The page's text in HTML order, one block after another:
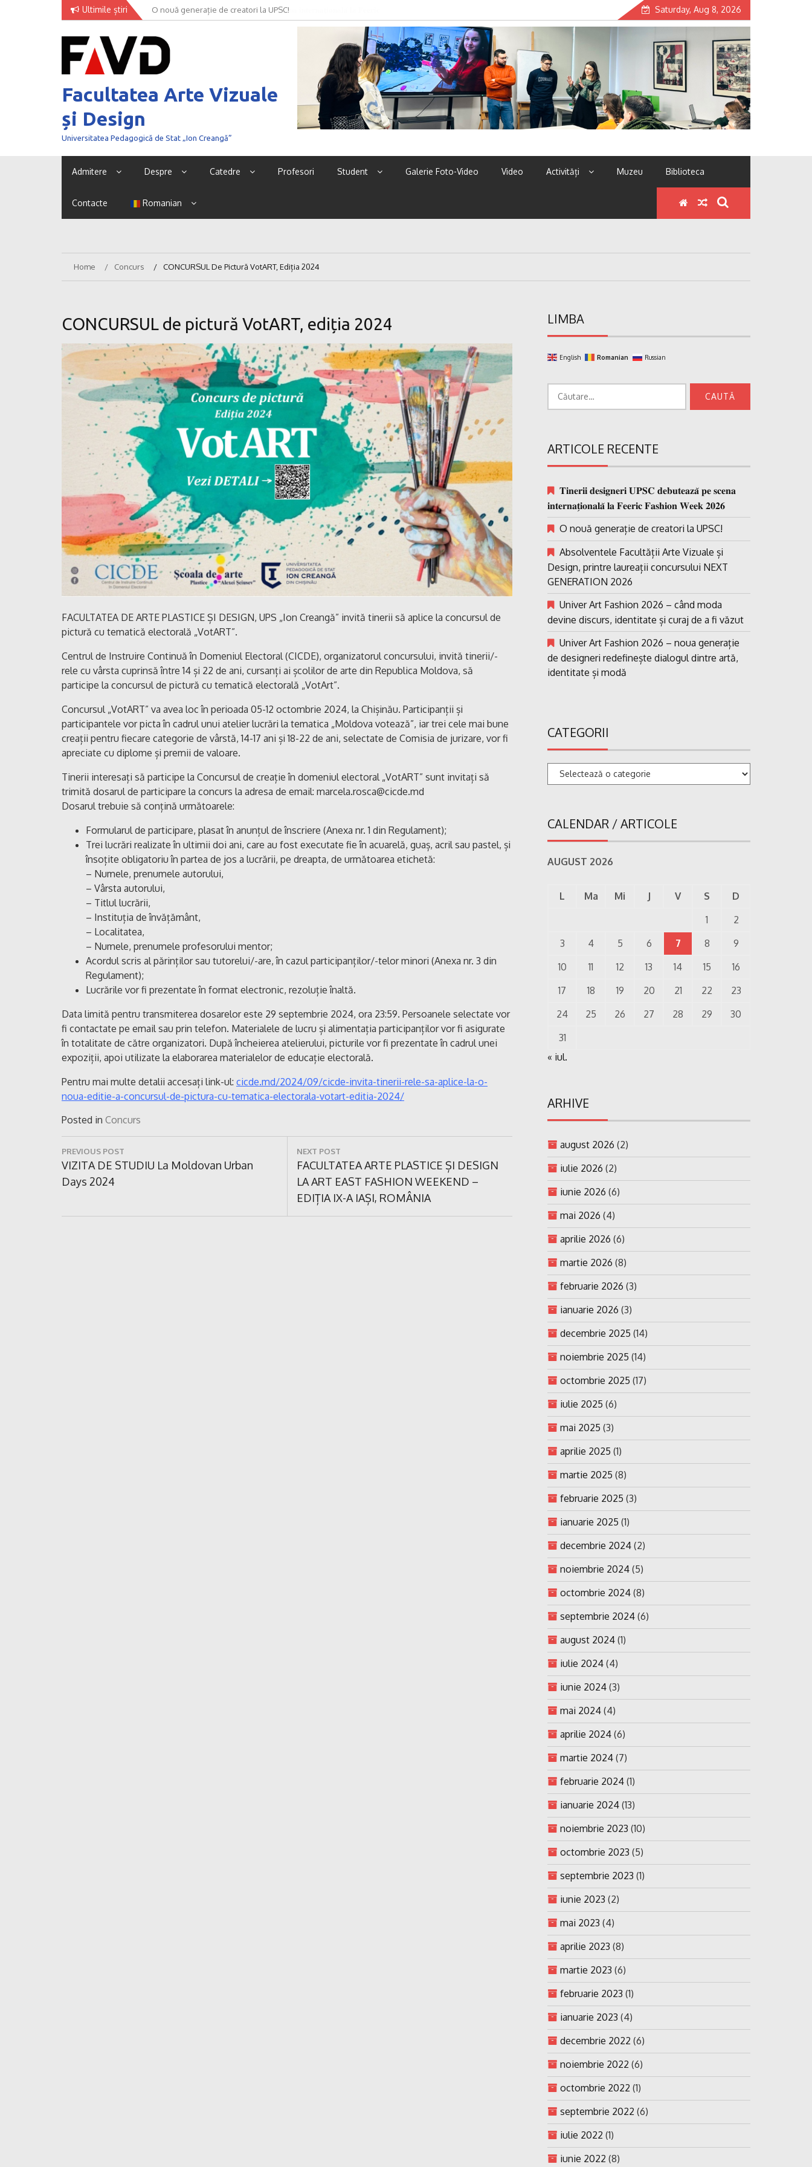
Ultimile știri O nouă generație de creatori la UPSC! Saturday, Aug 8, 2026
Facultatea Arte Vizuale
și Design
Universitatea Pedagogică de Stat „Ion Creangă”
Admitere Despre Catedre Profesori Student Galerie Foto-Video Video Activități Muzeu Biblioteca
Contacte Romanian
Home Concurs CONCURSUL De Pictură VotART, Ediția 2024
CONCURSUL de pictură VotART, ediția 2024
FACULTATEA DE ARTE PLASTICE ȘI DESIGN, UPS „Ion Creangă” invită tinerii să aplice la concursul de
pictură cu tematică electorală „VotART”.
Centrul de Instruire Continuă în Domeniul Electoral (CICDE), organizatorul concursului, invită tinerii/-
rele cu vârsta cuprinsă între 14 și 22 de ani, cursanți ai școlilor de arte din Republica Moldova, să
participe la concursul de pictură cu tematică electorală „VotArt”.
Concursul „VotART” va avea loc în perioada 05-12 octombrie 2024, la Chișinău. Participanții și
participantele vor picta în cadrul unui atelier lucrări la tematica „Moldova votează”, iar trei cele mai bune
creații pentru fiecare categorie de vârstă, 14-17 ani și 18-22 de ani, selectate de Comisia de jurizare, vor fi
apreciate cu diplome și premii de valoare.
Tinerii interesați să participe la Concursul de creație în domeniul electoral „VotART” sunt invitați să
trimită dosarul de participare la concurs la adresa de email: marcela.rosca@cicde.md
Dosarul trebuie să conțină următoarele:
Formularul de participare, plasat în anunțul de înscriere (Anexa nr. 1 din Regulament);
Trei lucrări realizate în ultimii doi ani, care au fost executate fie în acuarelă, guaș, acril sau pastel, și
însoțite obligatoriu în partea de jos a lucrării, pe dreapta, de următoarea etichetă:
– Numele, prenumele autorului,
– Vârsta autorului,
– Titlul lucrării,
– Instituția de învățământ,
– Localitatea,
– Numele, prenumele profesorului mentor;
Acordul scris al părinților sau tutorelui/-are, în cazul participanților/-telor minori (Anexa nr. 3 din
Regulament);
Lucrările vor fi prezentate în format electronic, rezoluție înaltă.
Data limită pentru transmiterea dosarelor este 29 septembrie 2024, ora 23:59. Persoanele selectate vor
fi contactate pe email sau prin telefon. Materialele de lucru și alimentația participanților vor fi asigurate
în totalitate de către organizatori. După încheierea atelierului, picturile vor fi prezentate în cadrul unei
expoziții, apoi utilizate la elaborarea materialelor de educație electorală.
Pentru mai multe detalii accesați link-ul: cicde.md/2024/09/cicde-invita-tinerii-rele-sa-aplice-la-o-
noua-editie-a-concursul-de-pictura-cu-tematica-electorala-votart-editia-2024/
Posted in Concurs
Navigare
în
articole
PREVIOUS POST
Previous
Post:
VIZITA DE STUDIU La Moldovan Urban
Days 2024
NEXT POST
Next
Post:
FACULTATEA ARTE PLASTICE ȘI DESIGN
LA ART EAST FASHION WEEKEND –
EDIȚIA IX-A IAȘI, ROMÂNIA
LIMBA
English Romanian Russian
ARTICOLE RECENTE
𝐓𝐢𝐧𝐞𝐫𝐢𝐢 𝐝𝐞𝐬𝐢𝐠𝐧𝐞𝐫𝐢 𝐔𝐏𝐒𝐂 𝐝𝐞𝐛𝐮𝐭𝐞𝐚𝐳𝐚̆ 𝐩𝐞 𝐬𝐜𝐞𝐧𝐚
𝐢𝐧𝐭𝐞𝐫𝐧𝐚𝐭̗𝐢𝐨𝐧𝐚𝐥𝐚̆ 𝐥𝐚 𝐅𝐞𝐞𝐫𝐢𝐜 𝐅𝐚𝐬𝐡𝐢𝐨𝐧 𝐖𝐞𝐞𝐤 𝟐𝟎𝟐𝟔
O nouă generație de creatori la UPSC!
Absolventele Facultății Arte Vizuale și
Design, printre laureații concursului NEXT
GENERATION 2026
Univer Art Fashion 2026 – când moda
devine discurs, identitate și curaj de a fi văzut
Univer Art Fashion 2026 – noua generație
de designeri redefinește dialogul dintre artă,
identitate și modă
CATEGORII
Categorii
CALENDAR / ARTICOLE
AUGUST 2026
L Ma Mi J V S
D
1
2
3
4 5 6 7 8
9
10
11 12 13 14 15
16
17
18 19 20 21 22
23
24
25 26 27 28 29
30
31
« iul.
ARHIVE
august 2026 (2)
iulie 2026 (2)
iunie 2026 (6)
mai 2026 (4)
aprilie 2026 (6)
martie 2026 (8)
februarie 2026 (3)
ianuarie 2026 (3)
decembrie 2025 (14)
noiembrie 2025 (14)
octombrie 2025 (17)
iulie 2025 (6)
mai 2025 (3)
aprilie 2025 (1)
martie 2025 (8)
februarie 2025 (3)
ianuarie 2025 (1)
decembrie 2024 (2)
noiembrie 2024 (5)
octombrie 2024 (8)
septembrie 2024 (6)
august 2024 (1)
iulie 2024 (4)
iunie 2024 (3)
mai 2024 (4)
aprilie 2024 (6)
martie 2024 (7)
februarie 2024 (1)
ianuarie 2024 (13)
noiembrie 2023 (10)
octombrie 2023 (5)
septembrie 2023 (1)
iunie 2023 (2)
mai 2023 (4)
aprilie 2023 (8)
martie 2023 (6)
februarie 2023 (1)
ianuarie 2023 (4)
decembrie 2022 (6)
noiembrie 2022 (6)
octombrie 2022 (1)
septembrie 2022 (6)
iulie 2022 (1)
iunie 2022 (8)